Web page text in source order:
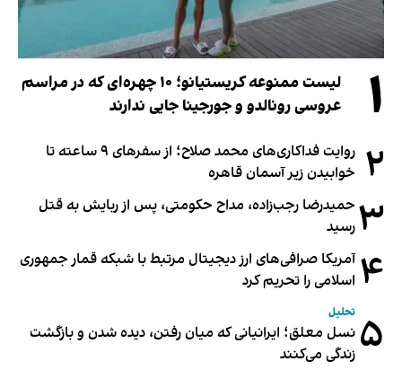
۱
لیست ممنوعه کریستیانو؛ ۱۰ چهره‌ای که در مراسم
عروسی رونالدو و جورجینا جایی ندارند
۲
روایت فداکاری‌های محمد صلاح؛ از سفرهای ۹ ساعته تا
خوابیدن زیر آسمان قاهره
۳ حمیدرضا رجب‌زاده، مداح حکومتی، پس از ربایش به قتل
رسید
۴ آمریکا صرافی‌های ارز دیجیتال مرتبط با شبکه قمار جمهوری
اسلامی را تحریم کرد
۵ تحلیل
نسل معلق؛ ایرانیانی که میان رفتن، دیده شدن و بازگشت
زندگی می‌کنند